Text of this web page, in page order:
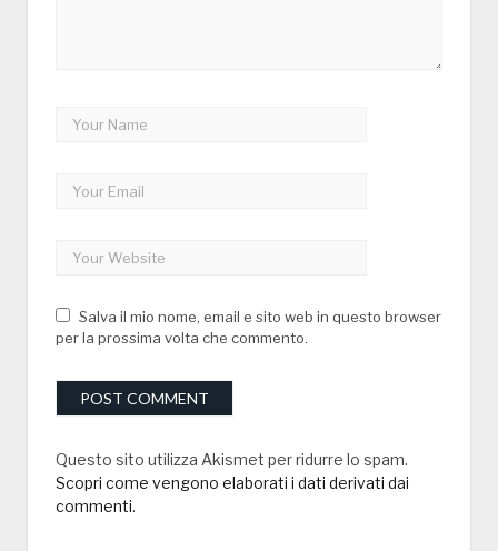
Salva il mio nome, email e sito web in questo browser
per la prossima volta che commento.
Questo sito utilizza Akismet per ridurre lo spam.
Scopri come vengono elaborati i dati derivati dai
commenti.